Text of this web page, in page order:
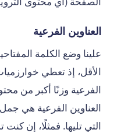
العناوين الفرعية
علينا وضع الكلمة
الأقل، إذ تعطي
الفرعية وزنًا أكبر من
العناوين الفرعية هي
التي تليها. فمثلًا، إن